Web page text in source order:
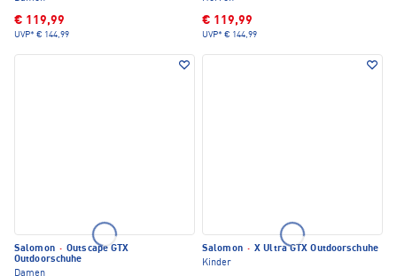
€ 119,99
UVP* € 144,99
€ 119,99
UVP* € 144,99
Salomon · Outscape GTX
Outdoorschuhe
Damen
Salomon · X Ultra GTX Outdoorschuhe
Kinder